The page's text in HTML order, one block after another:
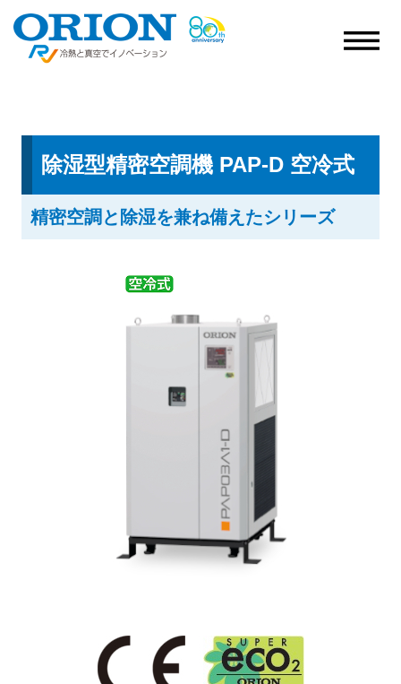
除湿型精密空調機 PAP-D 空冷式
精密空調と除湿を兼ね備えたシリーズ